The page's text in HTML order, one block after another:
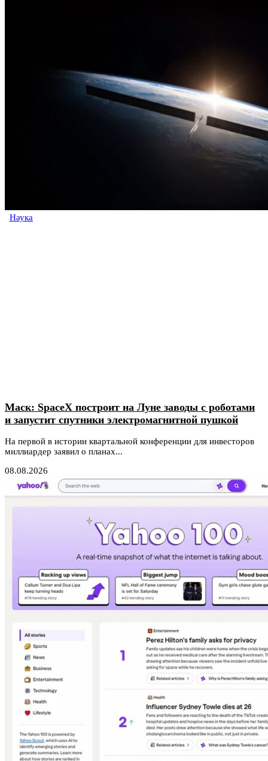
Наука
Маск: SpaceX построит на Луне заводы с роботами
и запустит спутники электромагнитной пушкой
На первой в истории квартальной конференции для инвесторов
миллиардер заявил о планах...
08.08.2026